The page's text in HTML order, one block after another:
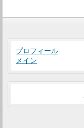
プロフィール
メイン